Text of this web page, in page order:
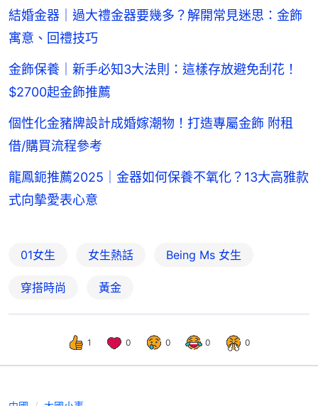
結婚金器｜過大禮金器要幾多？解開常見迷思：金飾
寓意、回禮技巧
金飾保養｜新手必知3大法則：這樣存放避免刮花！
$2700起金飾推薦
個性化金豬牌設計成婚嫁潮物！打造專屬金飾 附租
借/購買流程參考
龍鳳鈪推薦2025｜金器如何保養不氧化？13大高雅款
式向摰愛表心意
01女生 女生熱話 Being Ms 女生
穿搭時尚 黃金
1 0 0 0 0